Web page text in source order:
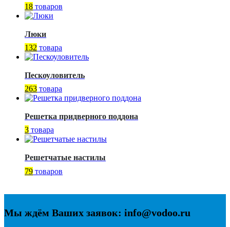
18 товаров
Люки
132 товара
Пескоуловитель
263 товара
Решетка придверного поддона
3 товара
Решетчатые настилы
79 товаров
Мы ждём Ваших заявок: info@vodoo.ru